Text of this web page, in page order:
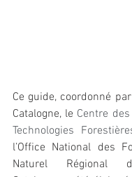
Ce guide, coordonné
Catalogne, le Centre
Technologies
l’Office National des
Naturel Régional